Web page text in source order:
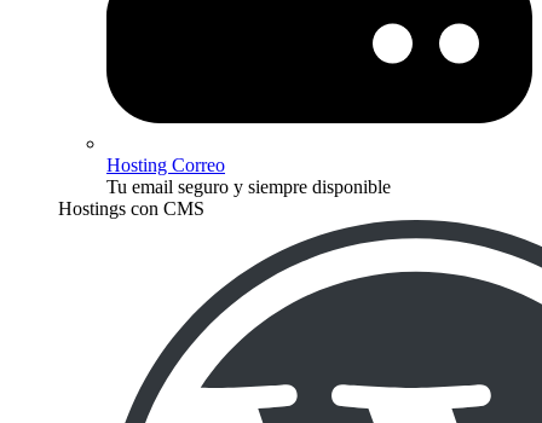
Hosting Correo
Tu email seguro y siempre disponible
Hostings con CMS